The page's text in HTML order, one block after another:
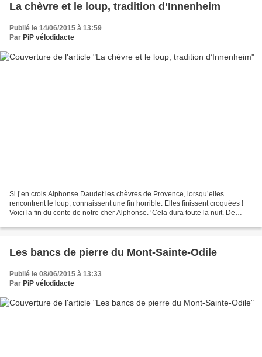
La chèvre et le loup, tradition d’Innenheim
Publié le 14/06/2015 à 13:59
Par PiP vélodidacte
Si j’en crois Alphonse Daudet les chèvres de Provence, lorsqu’elles
rencontrent le loup, connaissent une fin horrible. Elles finissent croquées !
Voici la fin du conte de notre cher Alphonse. ‘Cela dura toute la nuit. De
Les bancs de pierre du Mont-Sainte-Odile
Publié le 08/06/2015 à 13:33
Par PiP vélodidacte